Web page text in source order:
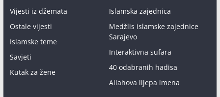
Vijesti iz džemata
Ostale vijesti
Islamske teme
Savjeti
Kutak za žene
Islamska zajednica
Medžlis islamske zajednice
Sarajevo
Interaktivna sufara
40 odabranih hadisa
Allahova lijepa imena